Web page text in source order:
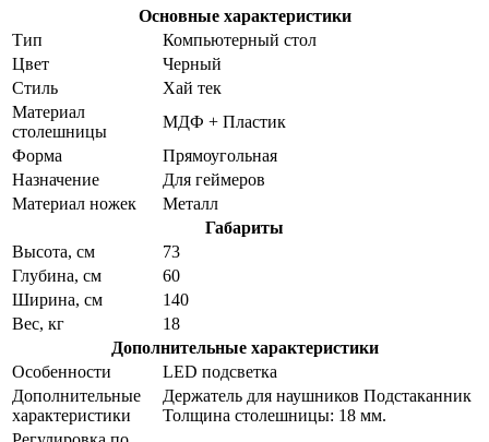
Основные характеристики
Тип
Компьютерный стол
Цвет
Черный
Стиль
Хай тек
Материал
столешницы
МДФ + Пластик
Форма
Прямоугольная
Назначение
Для геймеров
Материал ножек
Металл
Габариты
Высота, см
73
Глубина, см
60
Ширина, см
140
Вес, кг
18
Дополнительные характеристики
Особенности
LED подсветка
Дополнительные
характеристики
Держатель для наушников Подстаканник
Толщина столешницы: 18 мм.